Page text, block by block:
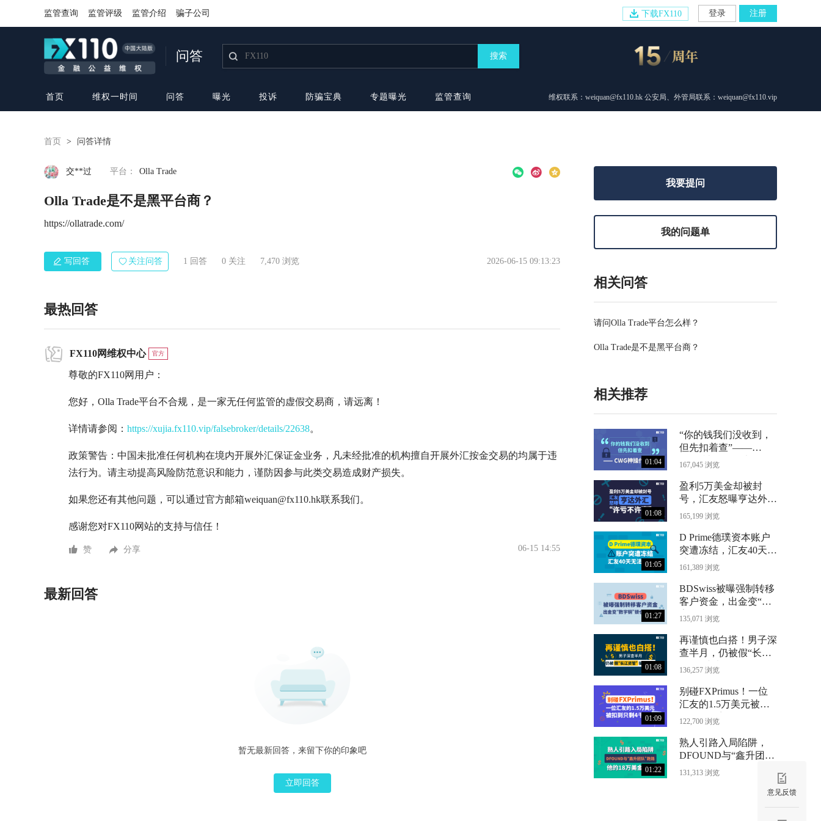
监管查询 监管评级 监管介绍 骗子公司 登录 注册
下载FX110
问答 搜索
首页 维权一时间 问答 曝光 投诉 防骗宝典 专题曝光 监管查询 维权联系：weiquan@fx110.hk 公安局、外管局联系：weiquan@fx110.vip
首页 > 问答详情
交**过 平台： Olla Trade
Olla Trade是不是黑平台商？
https://ollatrade.com/
写回答 关注问答 1 回答 0 关注 7,470 浏览 2026-06-15 09:13:23
最热回答
FX110网维权中心 官方
尊敬的FX110网用户：
您好，Olla Trade平台不合规，是一家无任何监管的虚假交易商，请远离！
详情请参阅： https://xujia.fx110.vip/falsebroker/details/22638。
政策警告：中国未批准任何机构在境内开展外汇保证金业务，凡未经批准的机构擅自开展外汇按金交易的均属于违
法行为。请主动提高风险防范意识和能力，谨防因参与此类交易造成财产损失。
如果您还有其他问题，可以通过官方邮箱weiquan@fx110.hk联系我们。
感谢您对FX110网站的支持与信任！
赞 分享 06-15 14:55
最新回答
暂无最新回答，来留下你的印象吧
立即回答
我要提问
我的问题单
相关问答
请问Olla Trade平台怎么样？
Olla Trade是不是黑平台商？
相关推荐
01:04
“你的钱我们没收到，
但先扣着查”——
CWG神操作曝光
167,045 浏览
01:08
盈利5万美金却被封
号，汇友怒曝亨达外汇
“许亏不许赢”
165,199 浏览
01:05
D Prime德璞资本账户
突遭冻结，汇友40天无
法出金
161,389 浏览
01:27
BDSwiss被曝强制转移
客户资金，出金变“数
字铜”锁仓24个月
135,071 浏览
01:08
再谨慎也白搭！男子深
查半月，仍被假“长江
资管”骗光71万
136,257 浏览
01:09
别碰FXPrimus！一位
汇友的1.5万美元被扣
到只剩4千
122,700 浏览
01:22
熟人引路入局陷阱，
DFOUND与“鑫升团
队”跑路，他的18万美
131,313 浏览
意见反馈